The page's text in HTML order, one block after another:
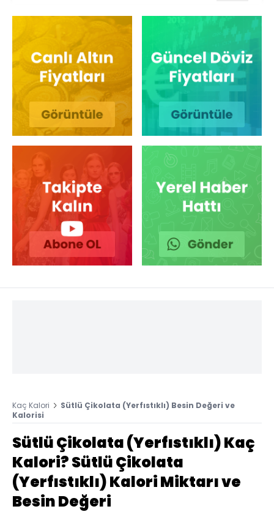
Kaç Kalori
Sütlü Çikolata (Yerfıstıklı) Besin Değeri ve
Kalorisi
Sütlü Çikolata (Yerfıstıklı) Kaç
Kalori? Sütlü Çikolata
(Yerfıstıklı) Kalori Miktarı ve
Besin Değeri